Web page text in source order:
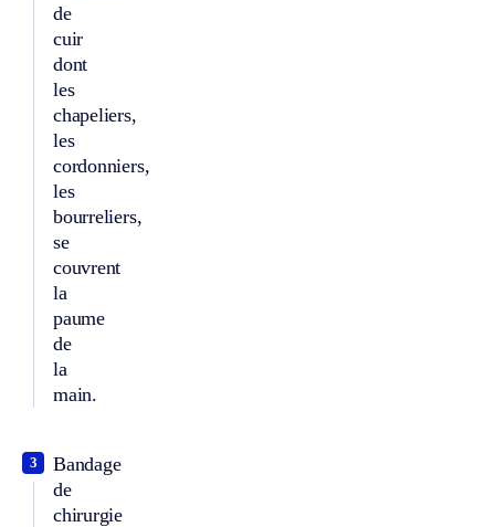
de
cuir
dont
les
chapeliers,
les
cordonniers,
les
bourreliers,
se
couvrent
la
paume
de
la
main.
Bandage
de
chirurgie
3